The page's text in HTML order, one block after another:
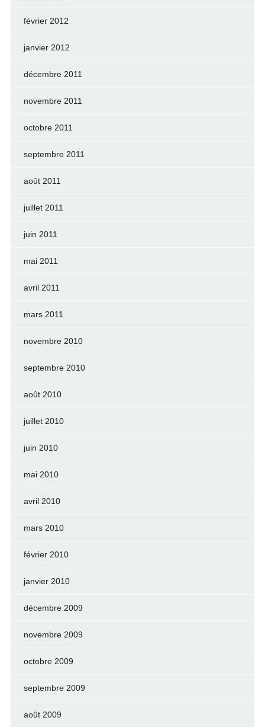
février 2012
janvier 2012
décembre 2011
novembre 2011
octobre 2011
septembre 2011
août 2011
juillet 2011
juin 2011
mai 2011
avril 2011
mars 2011
novembre 2010
septembre 2010
août 2010
juillet 2010
juin 2010
mai 2010
avril 2010
mars 2010
février 2010
janvier 2010
décembre 2009
novembre 2009
octobre 2009
septembre 2009
août 2009